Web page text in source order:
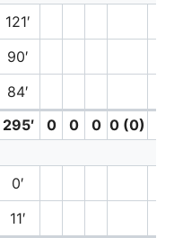
121′
90′
84′
295′ 0 0 0 0 (0)
0′
11′